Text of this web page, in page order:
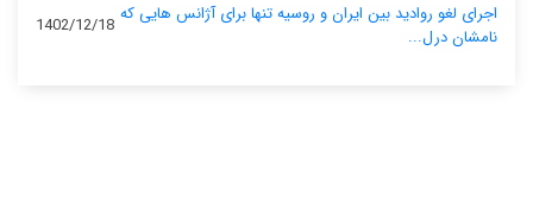
اجرای لغو روادید بین ایران و روسیه تنها برای آژانس‌ هایی که
نامشان درل...
1402/12/18